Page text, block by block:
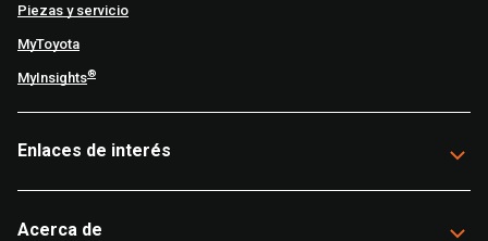
Piezas y servicio
MyToyota
MyInsights®
Enlaces de interés
Acerca de